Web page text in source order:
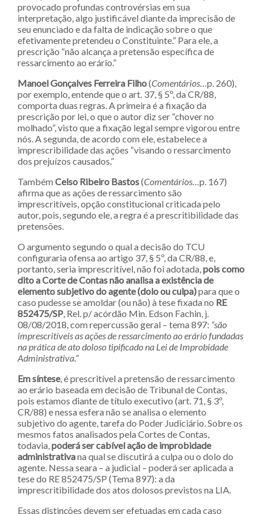
provocado profundas controvérsias em sua
interpretação, algo justificável diante da imprecisão de
seu enunciado e da falta de indicação sobre o que
efetivamente pretendeu o Constituinte.” Para ele, a
prescrição “não alcança a pretensão específica de
ressarcimento ao erário.”
Manoel Gonçalves Ferreira Filho(Comentários… p. 260),
por exemplo, entende que o art. 37, § 5º, da CR/88,
comporta duas regras. A primeira é a fixação da
prescrição por lei, o que o autor diz ser “chover no
molhado”, visto que a fixação legal sempre vigorou entre
nós. A segunda, de acordo com ele, estabelece a
imprescribilidade das ações “visando o ressarcimento
dos prejuízos causados.”
Também Celso Ribeiro Bastos(Comentários… p. 167)
afirma que as ações de ressarcimento são
imprescritíveis, opção constitucional criticada pelo
autor, pois, segundo ele, a regra é a prescritibilidade das
pretensões.
O argumento segundo o qual a decisão do TCU
configuraria ofensa ao artigo 37, § 5º, da CR/88, e,
portanto, seria imprescritível, não foi adotada, pois como
dito a Corte de Contas não analisa a existência de
elemento subjetivo do agente (dolo ou culpa)para que o
caso pudesse se amoldar (ou não) à tese fixada no RE
852475/SP , Rel. p/ acórdão Min. Edson Fachin, j.
08/08/2018, com repercussão geral – tema 897: “são
imprescritíveis as ações de ressarcimento ao erário fundadas
na prática de ato doloso tipificado na Lei de Improbidade
Administrativa.”
Em síntese, é prescritível a pretensão de ressarcimento
ao erário baseada em decisão de Tribunal de Contas,
pois estamos diante de título executivo (art. 71, § 3º,
CR/88) e nessa esfera não se analisa o elemento
subjetivo do agente, tarefa do Poder Judiciário. Sobre os
mesmos fatos analisados pela Cortes de Contas,
todavia, poderá ser cabível ação de improbidade
administrativana qual se discutirá a culpa ou o dolo do
agente. Nessa seara – a judicial – poderá ser aplicada a
tese do RE 852475/SP (Tema 897): a da
imprescritibilidade dos atos dolosos previstos na LIA.
Essas distinções devem ser efetuadas em cada caso